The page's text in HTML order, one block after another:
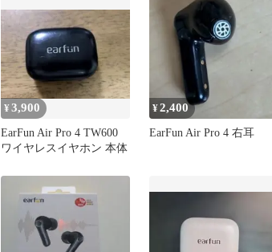
¥3,900
EarFun Air Pro 4 TW600
ワイヤレスイヤホン 本体
¥2,400
EarFun Air Pro 4 右耳